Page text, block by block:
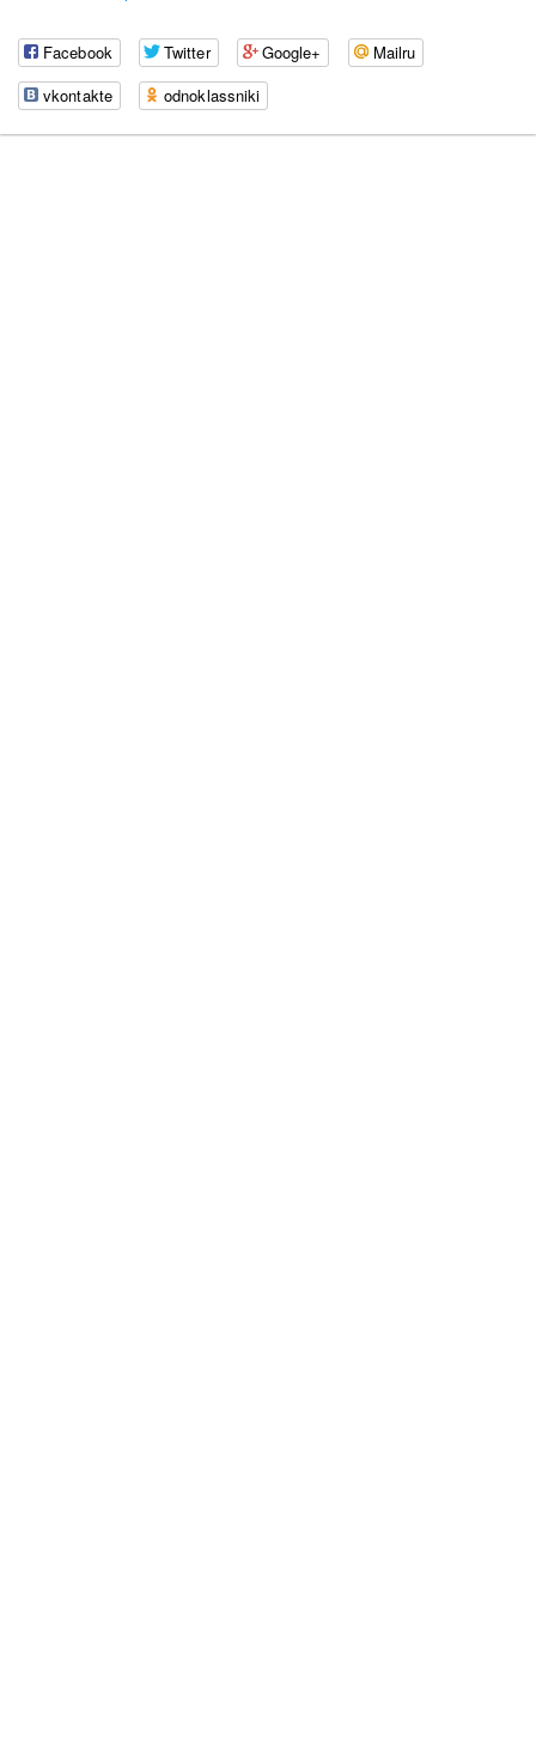
Facebook Twitter Google+
Mailru
vkontakte
odnoklassniki